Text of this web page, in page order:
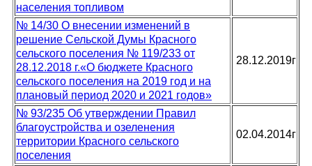
населения топливом
№ 14/30 О внесении изменений в
решение Сельской Думы Красного
сельского поселения № 119/233 от
28.12.2018 г.«О бюджете Красного
сельского поселения на 2019 год и на
плановый период 2020 и 2021 годов»
28.12.2019г
№ 93/235 Об утверждении Правил
благоустройства и озеленения
территории Красного сельского
поселения
02.04.2014г